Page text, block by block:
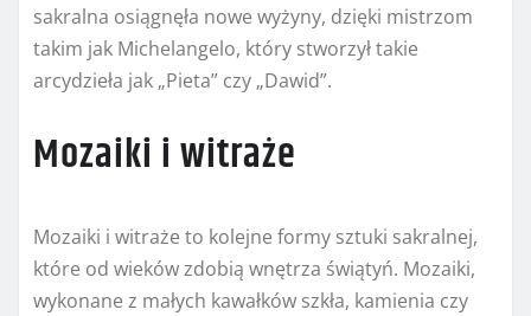
sakralna osiągnęła nowe wyżyny, dzięki mistrzom
takim jak Michelangelo, który stworzył takie
arcydzieła jak „Pieta” czy „Dawid”.
Mozaiki i witraże
Mozaiki i witraże to kolejne formy sztuki sakralnej,
które od wieków zdobią wnętrza świątyń. Mozaiki,
wykonane z małych kawałków szkła, kamienia czy